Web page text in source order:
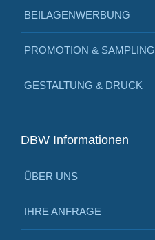
BEILAGENWERBUNG
PROMOTION & SAMPLING
GESTALTUNG & DRUCK
DBW Informationen
ÜBER UNS
IHRE ANFRAGE